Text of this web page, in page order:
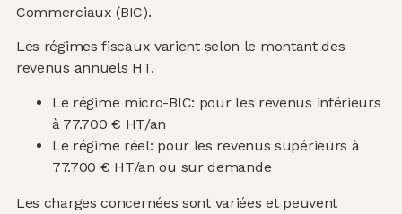
Commerciaux (BIC).
Les régimes fiscaux varient selon le montant des
revenus annuels HT.
Le régime micro-BIC: pour les revenus inférieurs
à 77.700 € HT/an
Le régime réel: pour les revenus supérieurs à
77.700 € HT/an ou sur demande
Les charges concernées sont variées et peuvent